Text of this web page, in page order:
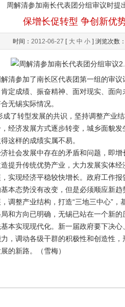
周解清参加南长代表团分组审议时
保增长促转型 争创新优
时间： 2012-06-27 [ 大 中 小] 浏览次数：
参加了南长区代表团第一组的审议
定成绩、振奋精神、面对现实、面
无锡实际情况。
转型发展的共识，坚持调整产业
经济发展方式逐步转变，城乡面貌
这样的成绩实属不易。
会发展中存在的矛盾和问题，即增
提升传统优势产业，大力发展实体
实现经济平稳较快增长。政府工作
本态势没有改变，但是必须顺应新趋
整产业结构，打造“三地三中心”，
和方向已明确，无锡已站在一个新
本实现现代化。新一届政府要下决
，调动各级干群的积极性和创造性
的新路。（雪梅）